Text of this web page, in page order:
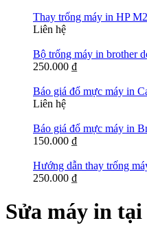
Thay trống máy in HP
Liên hệ
Bộ trống máy in brother
250.000 ₫
Báo giá đổ mực máy in
Liên hệ
Báo giá đổ mực máy in
150.000 ₫
Hướng dẫn thay trống
250.000 ₫
Sửa máy in